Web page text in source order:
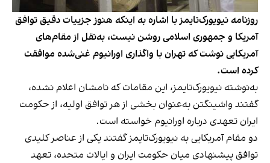
روزنامه نیویورک‌تایمز با اشاره به اینکه هنوز جزییات دقیق توافق
آمریکا و جمهوری اسلامی روشن نیست، به‌نقل از مقام‌های
آمریکایی نوشت که تهران با واگذاری اورانیوم غنی‌شده موافقت
کرده است.
به‌نوشته نیویورک‌تایمز، این مقامات که نامشان اعلام نشده،
گفتند واشینگتن به‌عنوان بخشی از هر توافق اولیه، از حکومت
ایران تعهدی درباره اورانیوم خواسته است.
دو مقام آمریکایی به نیویورک‌تایمز گفتند یکی از عناصر کلیدی
توافق پیشنهادی میان حکومت ایران و ایالات متحده، تعهد